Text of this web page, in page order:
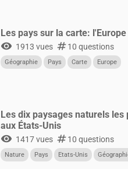
Les pays sur la carte:
visibility 1913 vues numbers10 questions
Géographie Pays Carte Europe
Les dix paysages naturels les
aux États-Unis
visibility 1417 vues numbers10 questions
Nature Pays Etats-Unis